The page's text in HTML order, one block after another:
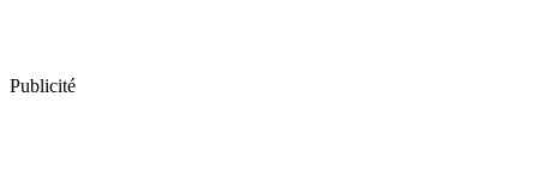
Publicité